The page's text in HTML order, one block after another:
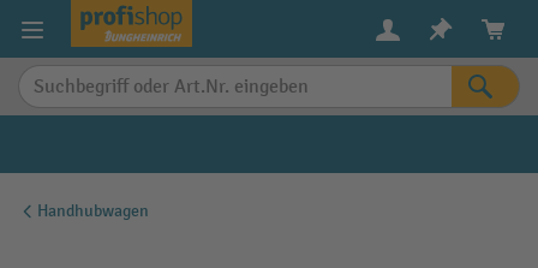
springen
Handhubwagen